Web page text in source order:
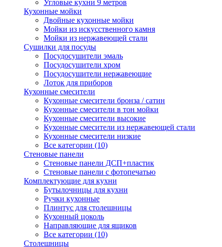
Угловые кухни 9 метров
Кухонные мойки
Двойные кухонные мойки
Мойки из искусственного камня
Мойки из нержавеющей стали
Сушилки для посуды
Посудосушители эмаль
Посудосушители хром
Посудосушители нержавеющие
Лоток для приборов
Кухонные смесители
Кухонные смесители бронза / сатин
Кухонные смесители в тон мойки
Кухонные смесители высокие
Кухонные смесители из нержавеющей стали
Кухонные смесители низкие
Все категории (10)
Стеновые панели
Стеновые панели ДСП+пластик
Стеновые панели с фотопечатью
Комплектующие для кухни
Бутылочницы для кухни
Ручки кухонные
Плинтус для столешницы
Кухонный цоколь
Направляющие для ящиков
Все категории (10)
Столешницы